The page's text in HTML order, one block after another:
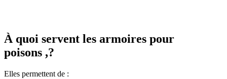
À quoi servent les armoires pour
poisons ,?
Elles permettent de :